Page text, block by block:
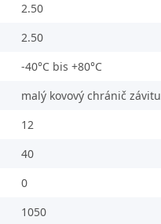
2.50
2.50
-40°C bis +80°C
malý kovový chránič závitu
12
40
0
1050